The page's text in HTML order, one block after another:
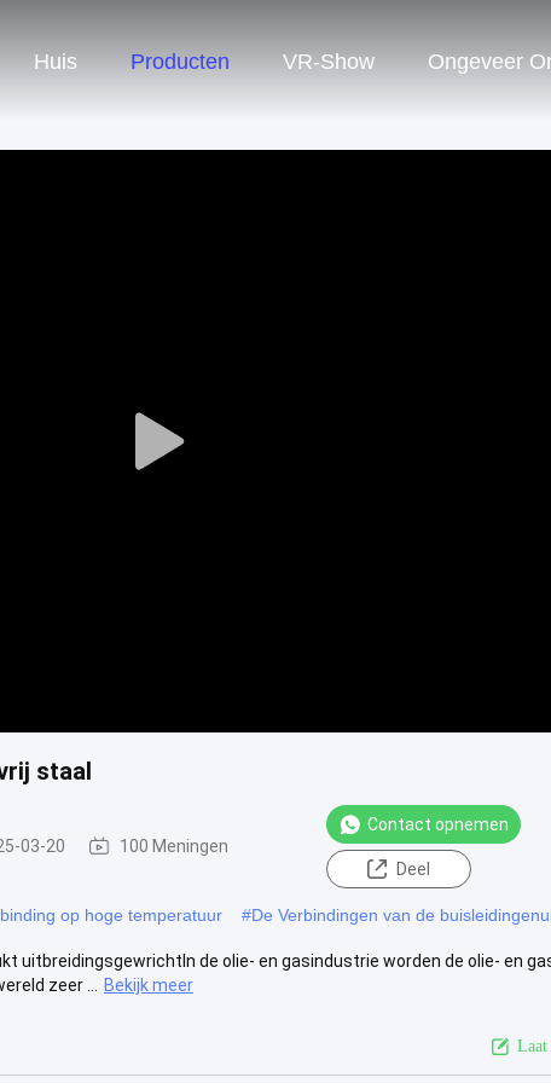
Huis Producten VR-Show Ongeveer
Play
staal
03-20 100 Meningen
Contact opnemen
Deel
op hoge temperatuur #De Verbindingen van de
uitbreidingsgewrichtIn de olie- en gasindustrie worden de olie- en
zeer ...
Bekijk meer
Laat